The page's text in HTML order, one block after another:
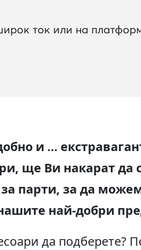
ток или на
и …
ще Ви накарат да
парти, за да
най-добри
да подберете?